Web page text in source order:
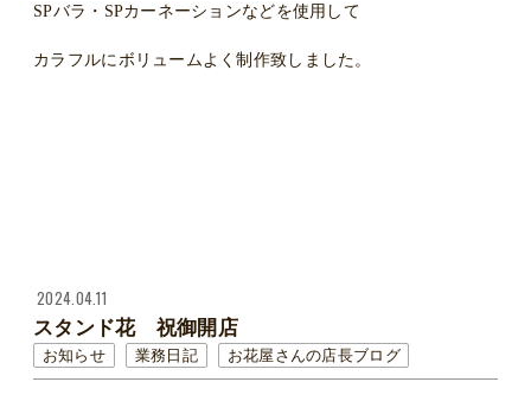
SPバラ・SPカーネーションなどを使用して
カラフルにボリュームよく制作致しました。
2024.04.11
スタンド花 祝御開店
お知らせ 業務日記 お花屋さんの店長ブログ